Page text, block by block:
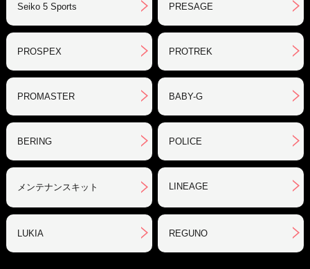
Seiko 5 Sports PRESAGE
PROSPEX PROTREK
PROMASTER BABY-G
BERING POLICE
メンテナンスキット LINEAGE
LUKIA REGUNO